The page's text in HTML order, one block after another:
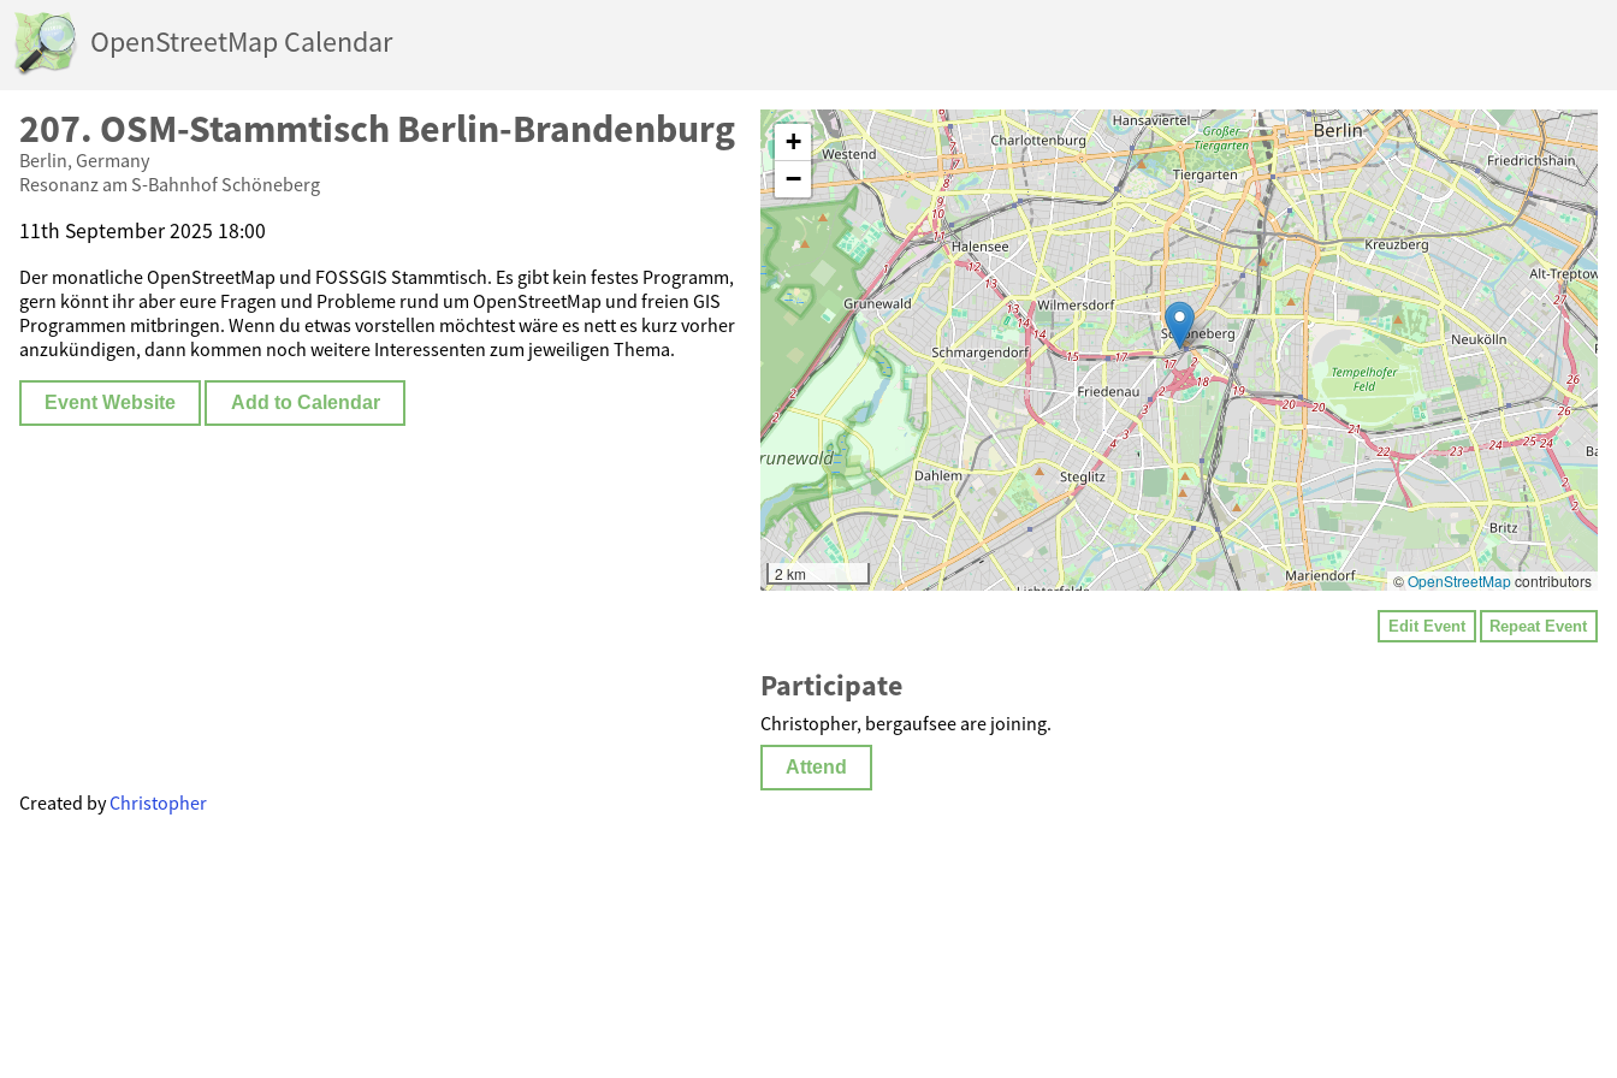
OpenStreetMap Calendar
207. OSM-Stammtisch Berlin-Brandenburg
Berlin, Germany
Resonanz am S-Bahnhof Schöneberg
11th September 2025 18:00
Der monatliche OpenStreetMap und FOSSGIS Stammtisch. Es gibt kein festes Programm,
gern könnt ihr aber eure Fragen und Probleme rund um OpenStreetMap und freien GIS
Programmen mitbringen. Wenn du etwas vorstellen möchtest wäre es nett es kurz vorher
anzukündigen, dann kommen noch weitere Interessenten zum jeweiligen Thema.
Event Website Add to Calendar
+
−
2 km ©OpenStreetMapcontributors
Edit Event Repeat Event
Participate
Christopher, bergaufsee are joining.
Attend
Created byChristopher